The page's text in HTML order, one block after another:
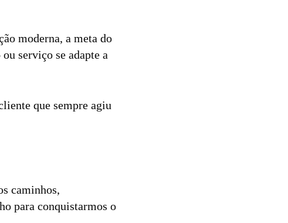
moderna, a meta do
serviço se adapte a
que sempre agiu
caminhos,
para conquistarmos o